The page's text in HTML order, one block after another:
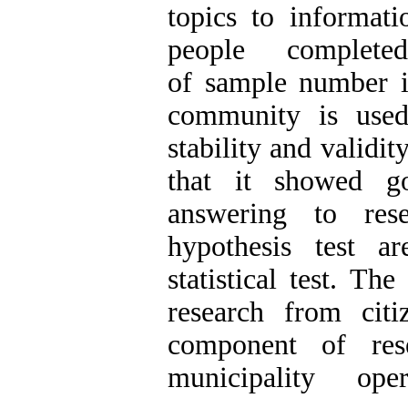
topics to
people completed
of sample number
community is
stability and
that it showed
answering to
hypothesis test
statistical test. The
research from
component of
municipality